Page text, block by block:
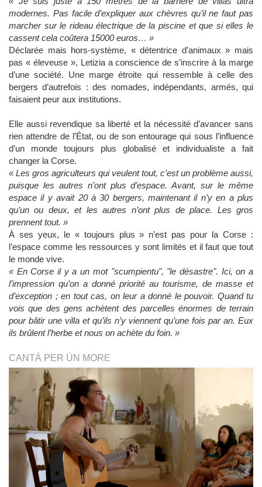
modernes. Pas facile d’expliquer aux chèvres qu’il ne faut pas
marcher sur le rideau électrique de la piscine et que si elles le
cassent cela coûtera 15000 euros… »
Déclarée mais hors-système, « détentrice d’animaux » mais
pas « éleveuse », Letizia a conscience de s’inscrire à la marge
d’une société. Une marge étroite qui ressemble à celle des
bergers d’autrefois : des nomades, indépendants, armés, qui
faisaient peur aux institutions.
Elle aussi revendique sa liberté et la nécessité d’avancer sans
rien attendre de l’État, ou de son entourage qui sous l’influence
d’un monde toujours plus globalisé et individualiste a fait
changer la Corse.
« Les gros agriculteurs qui veulent tout, c’est un problème aussi,
puisque les autres n'ont plus d’espace. Avant, sur le même
espace il y avait 20 à 30 bergers, maintenant il n’y en a plus
qu’un ou deux, et les autres n’ont plus de place. Les gros
prennent tout. »
À ses yeux, le « toujours plus » n’est pas pour la Corse :
l’espace comme les ressources y sont limités et il faut que tout
le monde vive.
« En Corse il y a un mot "scumpientu", "le désastre". Ici, on a
l’impression qu’on a donné priorité au tourisme, de masse et
d’exception ; en tout cas, on leur a donné le pouvoir. Quand tu
vois que des gens achètent des parcelles énormes de terrain
pour bâtir une villa et qu’ils n’y viennent qu’une fois par an. Eux
ils brûlent l’herbe et nous on achète du foin. »
CANTÀ PER ÙN MORE